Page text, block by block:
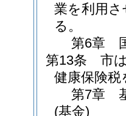
業を利用
る。
第6章
第13条
市
健康保険
第7章
(基金)